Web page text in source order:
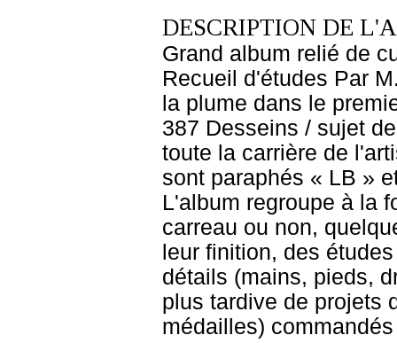
DESCRIPTION DE
Grand album relié de
Recueil d'études Par
la plume dans le
387 Desseins / sujet
toute la carrière de
sont paraphés « LB »
L'album regroupe à la
carreau ou non,
leur finition, des
détails (mains, pieds,
plus tardive de projets
médailles)